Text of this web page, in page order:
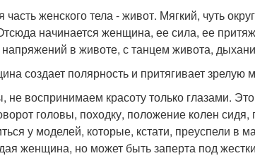
женского тела - живот. Мягкий, чуть
начинается женщина, ее сила, ее
в животе, с танцем живота,
создает полярность и притягивает зрелую
воспринимаем красоту только глазами.
головы, походку, положение колен
у моделей, которые, кстати, преуспели в
женщина, но может быть заперта под